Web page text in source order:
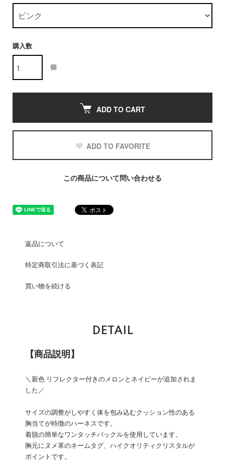
購入数
個
ADD TO CART
ADD TO FAVORITE
この商品について問い合わせる
返品について
特定商取引法に基づく表記
買い物を続ける
DETAIL
【商品説明】
＼新色 リフレクター付きのメロンとネイビーが追加されま
した／
サイズの調整がしやすく体を包み込むクッション性のある
胸当てが特徴のハーネスです。
着脱の簡単なワンタッチバックルを使用しています。
胸元にヌメ革のネームタグ、ハイクオリティクリスタルが
ポイントです。